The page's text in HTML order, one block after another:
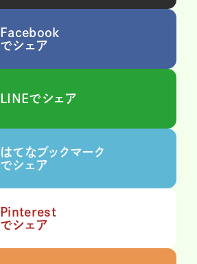
Facebook
でシェア
LINEでシェア
はてなブックマーク
でシェア
Pinterest
でシェア